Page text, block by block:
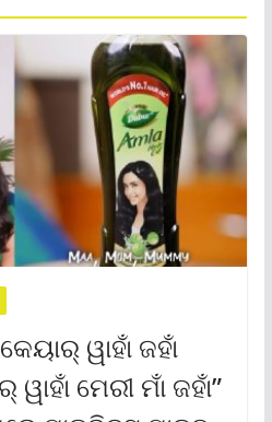
ୱାହାଁ ଜହାଁ
ମେରୀ ମାଁ ଜହାଁ”